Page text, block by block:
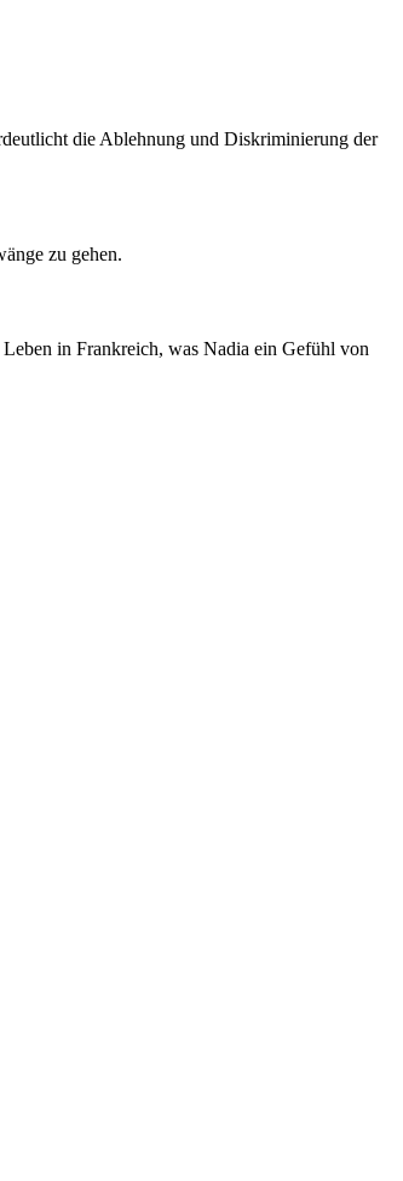
die Ablehnung und Diskriminierung der
zu gehen.
in Frankreich, was Nadia ein Gefühl von